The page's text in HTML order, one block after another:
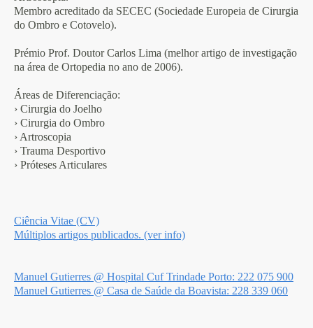
Membro acreditado da SECEC (Sociedade Europeia de Cirurgia
do Ombro e Cotovelo).
Prémio Prof. Doutor Carlos Lima (melhor artigo de investigação
na área de Ortopedia no ano de 2006).
Áreas de Diferenciação:
› Cirurgia do Joelho
› Cirurgia do Ombro
› Artroscopia
› Trauma Desportivo
› Próteses Articulares
Ciência Vitae (CV)
Múltiplos artigos publicados. (ver info)
Manuel Gutierres @ Hospital Cuf Trindade Porto: 222 075 900
Manuel Gutierres @ Casa de Saúde da Boavista: 228 339 060